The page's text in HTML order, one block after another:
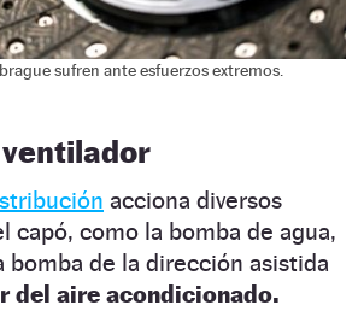
sufren ante esfuerzos extremos.
acciona diversos
capó, como la bomba de agua,
bomba de la dirección asistida
del aire acondicionado.